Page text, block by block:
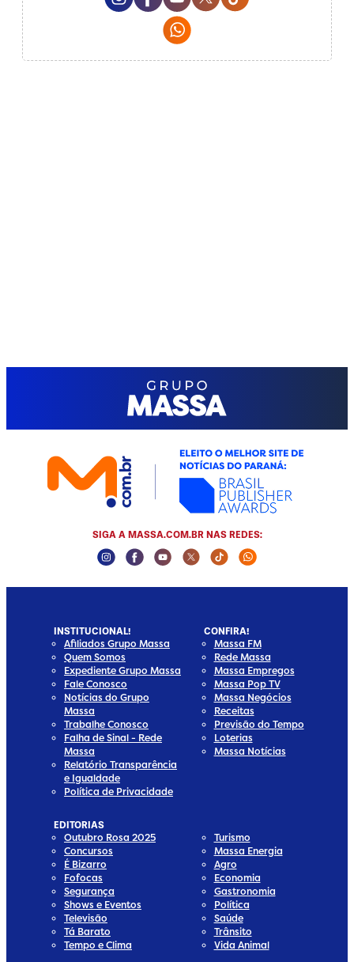
Whatsapp Social Media
SIGA A MASSA.COM.BR NAS REDES:
Instagram Social Media
Facebook Social Media
Youtube Social Media
Twitter Social Media
Tiktok Social Media
Whatsapp
INSTITUCIONAL!
Afiliados Grupo Massa
Quem Somos
Expediente Grupo Massa
Fale Conosco
Notícias do Grupo
Massa
Trabalhe Conosco
Falha de Sinal - Rede
Massa
Relatório Transparência
e Igualdade
Política de Privacidade
CONFIRA!
Massa FM
Rede Massa
Massa Empregos
Massa Pop TV
Massa Negócios
Receitas
Previsão do Tempo
Loterias
Massa Notícias
EDITORIAS
Outubro Rosa 2025
Concursos
É Bizarro
Fofocas
Segurança
Shows e Eventos
Televisão
Tá Barato
Tempo e Clima
Turismo
Massa Energia
Agro
Economia
Gastronomia
Política
Saúde
Trânsito
Vida Animal